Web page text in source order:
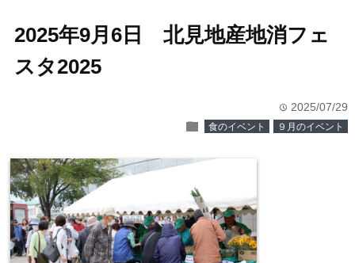
2025年9月6日 北見地産地消フェ
スタ2025
time 2025/07/29
folder 食のイベント ９月のイベント